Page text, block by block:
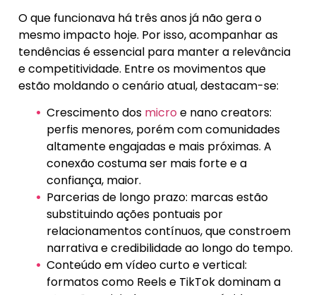
O que funcionava há três anos já não gera o
mesmo impacto hoje. Por isso, acompanhar as
tendências é essencial para manter a relevância
e competitividade. Entre os movimentos que
estão moldando o cenário atual, destacam-se:
Crescimento dos micro e nano creators:
perfis menores, porém com comunidades
altamente engajadas e mais próximas. A
conexão costuma ser mais forte e a
confiança, maior.
Parcerias de longo prazo: marcas estão
substituindo ações pontuais por
relacionamentos contínuos, que constroem
narrativa e credibilidade ao longo do tempo.
Conteúdo em vídeo curto e vertical:
formatos como Reels e TikTok dominam a